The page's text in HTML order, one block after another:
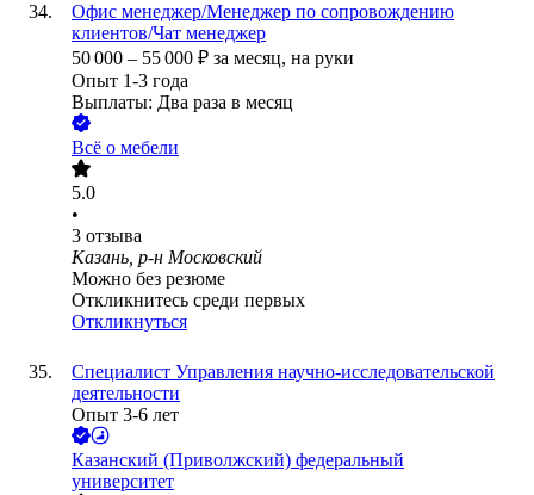
Офис менеджер/Менеджер по сопровождению
клиентов/Чат менеджер
50 000 – 55 000 ₽ за месяц, на руки
Опыт 1-3 года
Выплаты: Два раза в месяц
Всё о мебели
5.0
•
3 отзыва
Казань, р-н Московский
Можно без резюме
Откликнитесь среди первых
Откликнуться
Специалист Управления научно-исследовательской
деятельности
Опыт 3-6 лет
Казанский (Приволжский) федеральный
университет